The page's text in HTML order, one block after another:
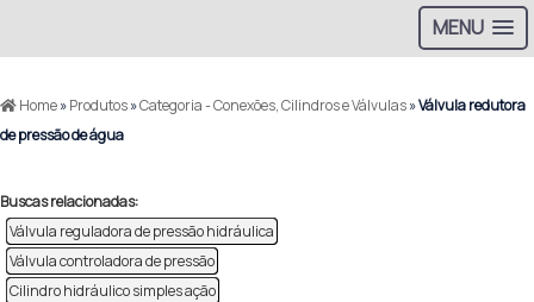
MENU
Home»Produtos»Categoria - Conexões, Cilindros e Válvulas»Válvula redutora
de pressão de água
Buscas relacionadas:
Válvula reguladora de pressão hidráulica
Válvula controladora de pressão
Cilindro hidráulico simples ação